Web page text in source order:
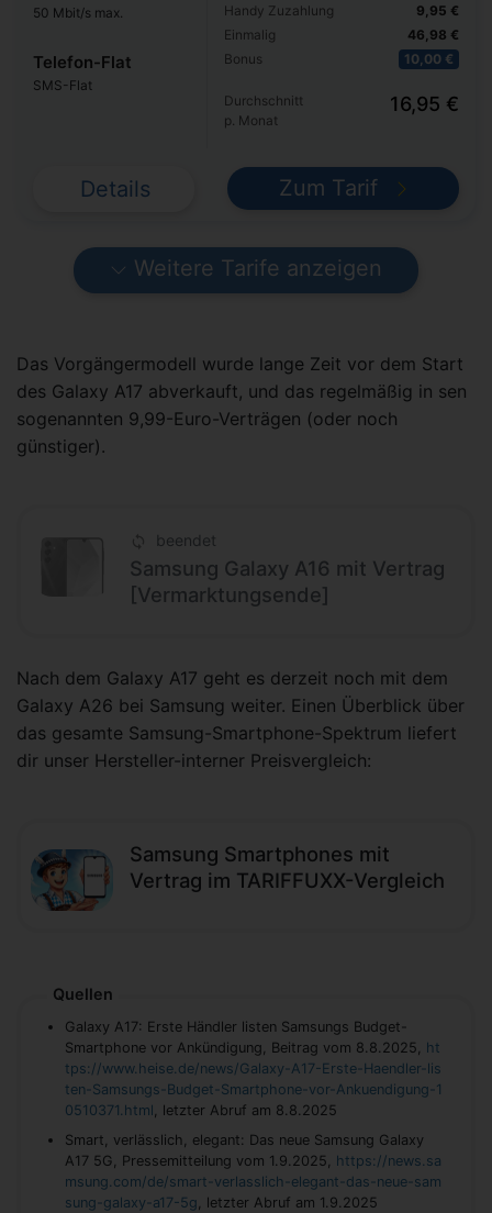
50 Mbit/s max.
Telefon-Flat
SMS-Flat
Handy Zuzahlung
Einmalig
Bonus
9,95 €
46,98 €
10,00 €
Durchschnitt
p. Monat
16,95 €
Details Zum Tarif
Weitere Tarife anzeigen
Das Vorgängermodell wurde lange Zeit vor dem Start
des Galaxy A17 abverkauft, und das regelmäßig in sen
sogenannten 9,99-Euro-Verträgen (oder noch
günstiger).
beendet
Samsung Galaxy A16 mit Vertrag
[Vermarktungsende]
Nach dem Galaxy A17 geht es derzeit noch mit dem
Galaxy A26 bei Samsung weiter. Einen Überblick über
das gesamte Samsung-Smartphone-Spektrum liefert
dir unser Hersteller-interner Preisvergleich:
Samsung Smartphones mit
Vertrag im TARIFFUXX-Vergleich
Quellen
Galaxy A17: Erste Händler listen Samsungs Budget-
Smartphone vor Ankündigung, Beitrag vom 8.8.2025, ht
tps://www.heise.de/news/Galaxy-A17-Erste-Haendler-lis
ten-Samsungs-Budget-Smartphone-vor-Ankuendigung-1
0510371.html, letzter Abruf am 8.8.2025
Smart, verlässlich, elegant: Das neue Samsung Galaxy
A17 5G, Pressemitteilung vom 1.9.2025, https://news.sa
msung.com/de/smart-verlasslich-elegant-das-neue-sam
sung-galaxy-a17-5g, letzter Abruf am 1.9.2025